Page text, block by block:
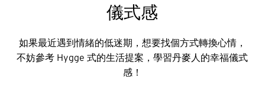
儀式感
如果最近遇到情緒的低迷期，想要找個方式轉換心情，
不妨參考 Hygge 式的生活提案，學習丹麥人的幸福儀式
感！